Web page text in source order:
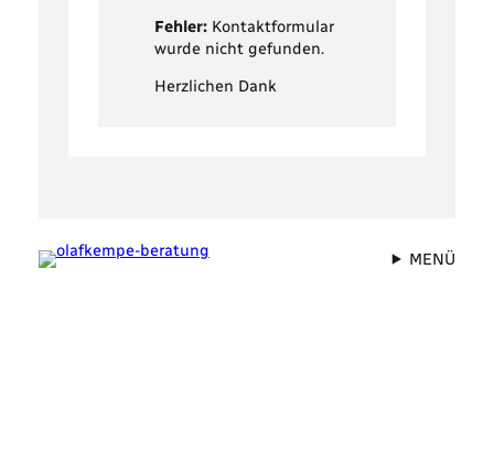
Fehler:Kontaktformular
wurde nicht gefunden.
Herzlichen Dank
MENÜ